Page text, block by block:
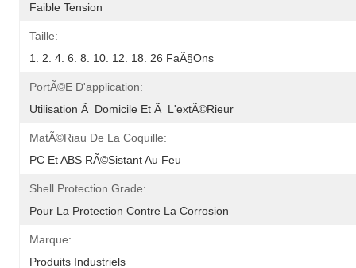
Faible Tension
Taille:
1. 2. 4. 6. 8. 10. 12. 18. 26 FaÃ§ons
PortÃ©e D'application:
Utilisation Ã  Domicile Et Ã  L'extÃ©rieur
MatÃ©riau De La Coquille:
PC Et ABS RÃ©sistant Au Feu
Shell Protection Grade:
Pour La Protection Contre La Corrosion
Marque:
Produits Industriels